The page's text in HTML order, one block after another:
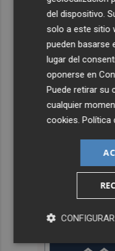
del dispositivo.
solo a este sitio
pueden basarse
lugar del
oponerse en
Puede retirar su
cualquier
cookies.Política
CONFIGURAR